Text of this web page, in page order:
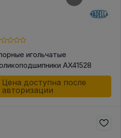
игольчатые
AX41528
Цена доступна после
авторизации